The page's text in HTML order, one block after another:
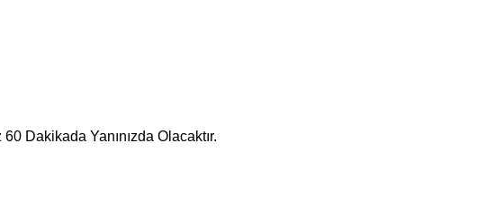
Dakikada Yanınızda Olacaktır.